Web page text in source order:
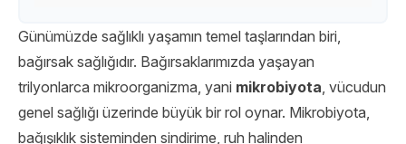
Günümüzde sağlıklı yaşamın temel taşlarından biri,
bağırsak sağlığıdır. Bağırsaklarımızda yaşayan
trilyonlarca mikroorganizma, yani mikrobiyota, vücudun
genel sağlığı üzerinde büyük bir rol oynar. Mikrobiyota,
bağışıklık sisteminden sindirime, ruh halinden